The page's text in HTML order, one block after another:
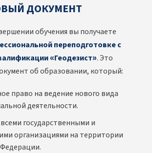
ДОКУМЕНТ
обучения вы получаете
переподготовке с
«Геодезист». Это
об образовании, который:
право на ведение нового вида
деятельности.
государственными и
организациями на территории